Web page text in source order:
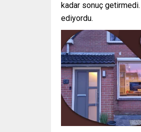
kadar sonuç
ediyordu.